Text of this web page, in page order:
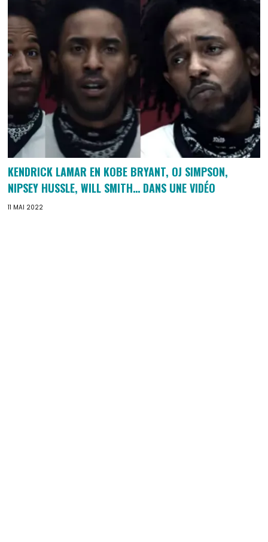
KENDRICK LAMAR EN KOBE BRYANT, OJ SIMPSON,
NIPSEY HUSSLE, WILL SMITH… DANS UNE VIDÉO
11 MAI 2022